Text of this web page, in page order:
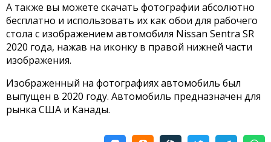
А также вы можете скачать фотографии абсолютно
бесплатно и использовать их как обои для рабочего
стола с изображением автомобиля Nissan Sentra SR
2020 года, нажав на иконку в правой нижней части
изображения.
Изображенный на фотографиях автомобиль был
выпущен в 2020 году. Автомобиль предназначен для
рынка США и Канады.